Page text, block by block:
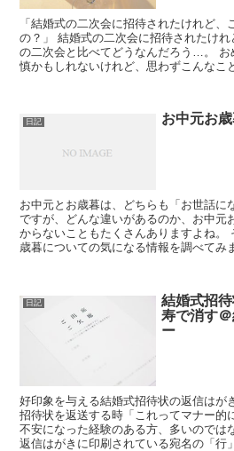
「結婚式の二次会に招待されたけれど
の？」 結婚式の二次会に招待されたけ
の二次会と比べてどうなんだろう…。 お
慎かもしれないけれど、思わずこんなこ
日記 お中元お
お中元とお歳暮は、どちらも「お世話に
ですが、どんな違いがあるのか、お中元
からないこともたくさんありますよね。
歳暮についての気になる情報を調べてみ
日記
結婚式招
寿で消す
ー
好印象を与える結婚式招待状の返信はが
招待状を返送する時「これってマナー的
不安になった経験のある方、多いのでは
返信はがきに印刷されている宛名の「行